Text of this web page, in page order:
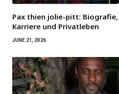
Pax thien jolie-pitt:
Karriere und Privatleben
JUNE 21, 2026